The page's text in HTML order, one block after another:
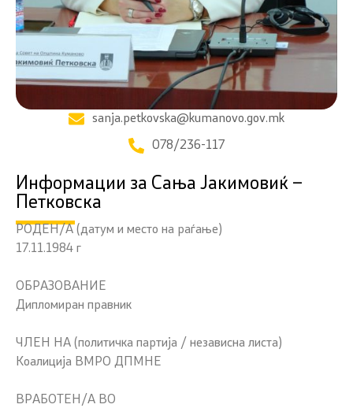
sanja.petkovska@kumanovo.gov.mk
078/236-117
Информации за Сања Јакимовиќ –
Петковска
РОДЕН/А (датум и место на раѓање)
17.11.1984 г
ОБРАЗОВАНИЕ
Дипломиран правник
ЧЛЕН НА (политичка партија / независна листа)
Коалиција ВМРО ДПМНЕ
ВРАБОТЕН/А ВО